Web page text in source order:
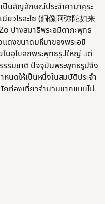
ป็นสัญลักษณ์ประจำคามาคุระ
ยวไรสะโซ (銅像阿弥陀如来
ปางสมาธิพระอมิตาภะพุทธ
ดงขนาดมหึมาของพระอมิ
ในอุโบสถพระพุทธรูปใหญ่ แต่
รมชาติ ปัจจุบันพระพุทธรูปจึง
นดให้เป็นหนึ่งในสมบัติประจำ
ท่องเที่ยวจำนวนมากแบบไม่